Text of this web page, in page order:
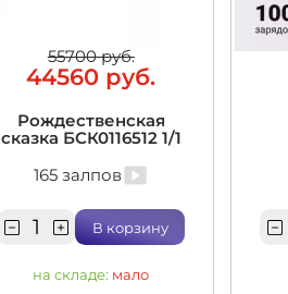
55700 руб.
44560 руб.
Рождественская
сказка БСК0116512 1/1
165 залпов
В корзину
на складе: мало